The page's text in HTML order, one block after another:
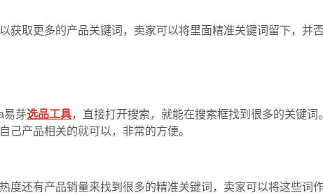
获取更多的产品关键词，卖家可以将里面精准关键词留下，并
易芽选品工具，直接打开搜索，就能在搜索框找到很多的关键
己产品相关的就可以，非常的方便。
度还有产品销量来找到很多的精准关键词，卖家可以将这些词作